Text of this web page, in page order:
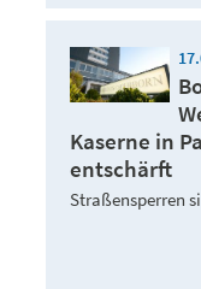
Kaserne in
entschärft
Straßensperren